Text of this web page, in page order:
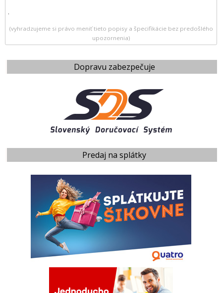
Dopravu zabezpečuje
Predaj na splátky
.
(vyhradzujeme si právo meniť tieto popisy a špecifikácie bez predošlého
upozornenia)